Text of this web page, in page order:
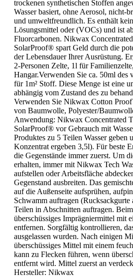
trockenen synthetischen Stoffen
Wasser basiert, ohne Aerosol, nicht-
und umweltfreundlich. Es enthält
Lösungsmittel oder (VOCs) und ist
Fluorcarbonen. Nikwax
SolarProof® spart Geld durch die
der Lebensdauer Ihrer Ausrüstung.
2-Personen Zelte, 1l für
Hangar.Verwenden Sie ca. 50ml des
für 1m² Stoff. Diese Menge ist eine
abhängig vom Zustand des zu
Verwenden Sie Nikwax Cotton
von Baumwolle, Polyester/
Anwendung: Nikwax Concentrated
SolarProof® vor Gebrauch mit
Produktes zu 5 Teilen Wasser geben
Konzentrat ergeben 3,5l). Für beste
die Gegenstände immer zuerst. Um
erhalten, immer mit Nikwax Tech
aufstellen oder Arbeitsfläche
Gegenstand ausbreiten. Das
auf die Außenseite aufsprühen,
Schwamm auftragen (Rucksackgurte
Teilen in Abschnitten auftragen.
überschüssiges Imprägniermittel mit
entfernen. Sorgfältig kontrollieren,
ausgelassen wurden. Nach einigen
überschüssiges Mittel mit einem
kann zu Flecken führen, wenn
entfernt wird. Mittel zuerst an
Hersteller: Nikwax